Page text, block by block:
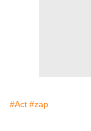
#Act #zap